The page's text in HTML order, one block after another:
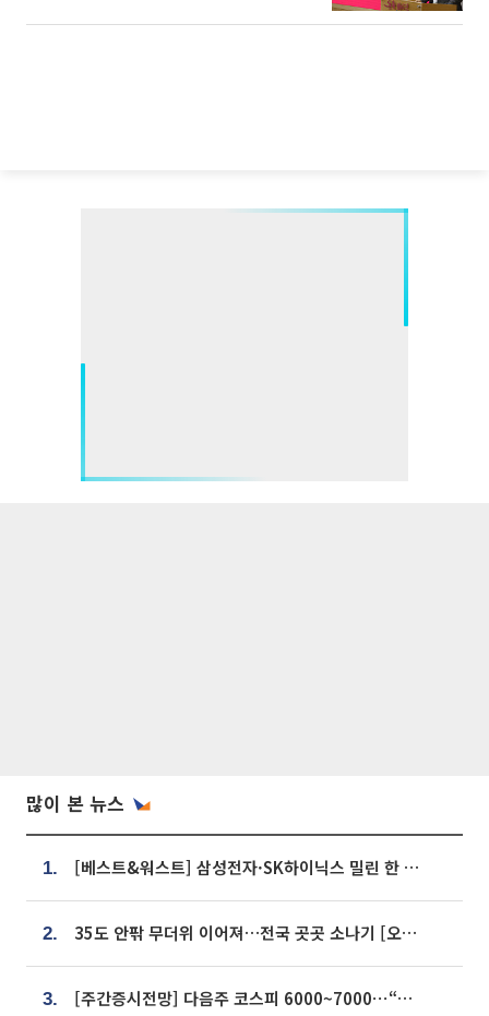
많이 본 뉴스
1. [베스트&워스트] 삼성전자·SK하이닉스 밀린 한 주…상상인증권은 85% 급등
2. 35도 안팎 무더위 이어져…전국 곳곳 소나기 [오늘 날씨]
3. [주간증시전망] 다음주 코스피 6000~7000⋯“外人 수급은 정책이 변수”